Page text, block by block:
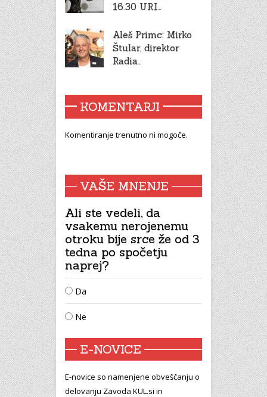
16.30 URI…
Aleš Primc: Mirko
Štular, direktor
Radia…
KOMENTARJI
Komentiranje trenutno ni mogoče.
VAŠE MNENJE
Ali ste vedeli, da
vsakemu nerojenemu
otroku bije srce že od 3
tedna po spočetju
naprej?
Da
Ne
E-NOVICE
E-novice so namenjene obveščanju o
delovanju Zavoda KUL.si in